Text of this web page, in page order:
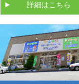
詳細はこちら